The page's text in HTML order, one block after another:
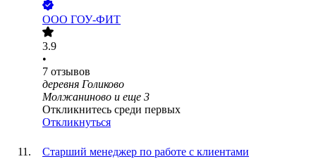
ООО ГОУ-ФИТ
3.9
•
7 отзывов
деревня Голиково
Молжаниново и еще 3
Откликнитесь среди первых
Откликнуться
Старший менеджер по работе с клиентами